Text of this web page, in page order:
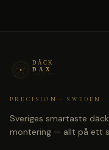
PRECISION · SWEDEN
Sveriges smartaste
montering — allt på ett